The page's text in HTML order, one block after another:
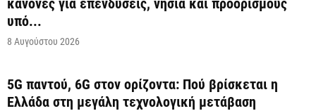
υπό...
8 Αυγούστου 2026
5G παντού, 6G στον ορίζοντα: Πού βρίσκεται η
Ελλάδα στη μεγάλη τεχνολογική μετάβαση